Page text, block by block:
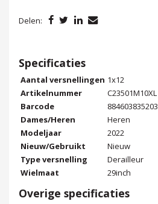
Delen:
Specificaties
Aantal versnellingen 1x12
Artikelnummer
C23501M10XL
Barcode
884603835203
Dames/Heren
Heren
Modeljaar
2022
Nieuw/Gebruikt
Nieuw
Type versnelling
Derailleur
Wielmaat
29inch
Overige specificaties